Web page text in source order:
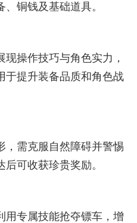
铜钱及基础道具。
操作技巧与角色实力，
于提升装备品质和角色战
，需克服自然障碍并警惕
可收获珍贵奖励。
用专属技能抢夺镖车，增